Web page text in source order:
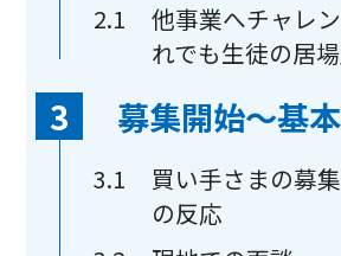
2.1
他事業へチャレ
れでも生徒の居
3 募集開始〜基
3.1
買い手さまの募
の反応